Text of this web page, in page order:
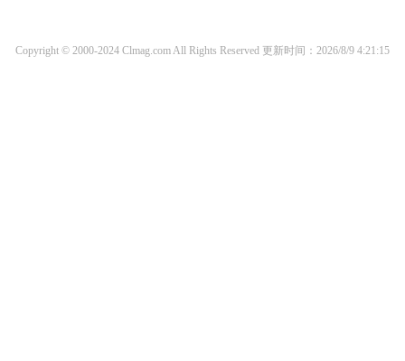
Copyright © 2000-2024 Clmag.com All Rights Reserved 更新时间：2026/8/9 4:21:15